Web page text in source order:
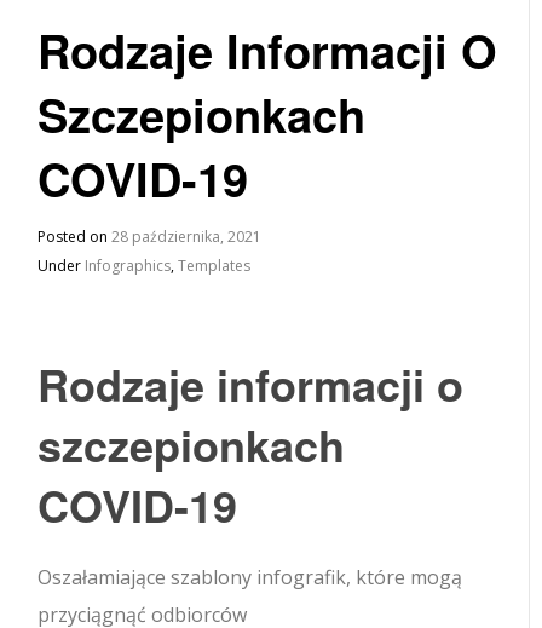
Rodzaje Informacji O
Szczepionkach
COVID-19
Posted on28 października, 2021
Under Infographics,Templates
Rodzaje informacji o
szczepionkach
COVID-19
Oszałamiające szablony infografik, które mogą
przyciągnąć odbiorców